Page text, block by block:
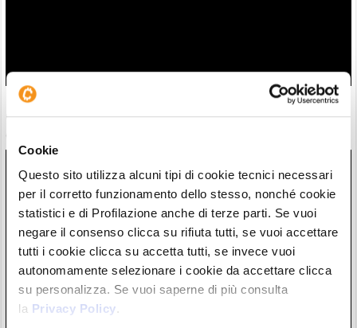
Cookie
Questo sito utilizza alcuni tipi di cookie tecnici necessari
per il corretto funzionamento dello stesso, nonché cookie
statistici e di Profilazione anche di terze parti. Se vuoi
negare il consenso clicca su rifiuta tutti, se vuoi accettare
tutti i cookie clicca su accetta tutti, se invece vuoi
autonomamente selezionare i cookie da accettare clicca
su personalizza. Se vuoi saperne di più consulta
la Privacy Policy.
ETF Bitcoin: Wall Street accoglie investimenti dopo hack
Coldcard. C’è chi ha mollato l’autocustodia?